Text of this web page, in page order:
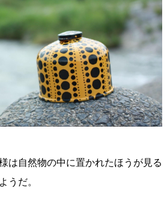
は自然物の中に置かれたほうが見る
うだ。